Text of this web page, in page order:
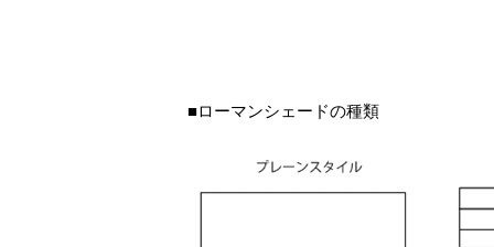
■ローマンシェードの種類